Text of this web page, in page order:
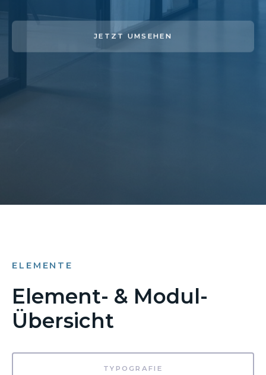
JETZT UMSEHEN
ELEMENTE
Element- & Modul-
Übersicht
TYPOGRAFIE